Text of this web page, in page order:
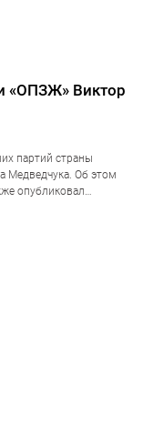
«ОПЗЖ» Виктор
партий страны
Медведчука. Об этом
опубликовал